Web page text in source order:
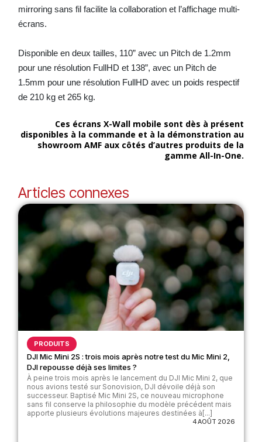
mirroring sans fil facilite la collaboration et l’affichage multi-
écrans.
Disponible en deux tailles, 110” avec un Pitch de 1.2mm
pour une résolution FullHD et 138”, avec un Pitch de
1.5mm pour une résolution FullHD avec un poids respectif
de 210 kg et 265 kg.
Ces écrans X-Wall mobile sont dès à présent
disponibles à la commande et à la démonstration au
showroom AMF aux côtés d’autres produits de la
gamme All-In-One.
Articles connexes
PRODUITS
DJI Mic Mini 2S : trois mois après notre test du Mic Mini 2,
DJI repousse déjà ses limites ?
À peine trois mois après le lancement du DJI Mic Mini 2, que
nous avions testé sur Sonovision, DJI dévoile déjà son
successeur. Baptisé Mic Mini 2S, ce nouveau microphone
sans fil conserve la philosophie du modèle précédent mais
apporte plusieurs évolutions majeures destinées à[...]
4 AOÛT 2026